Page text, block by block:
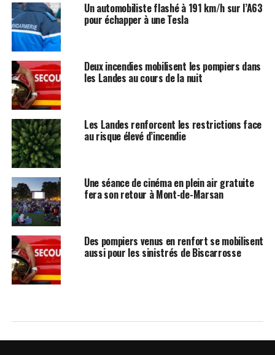
Un automobiliste flashé à 191 km/h sur l’A63
pour échapper à une Tesla
Deux incendies mobilisent les pompiers dans
les Landes au cours de la nuit
Les Landes renforcent les restrictions face
au risque élevé d’incendie
Une séance de cinéma en plein air gratuite
fera son retour à Mont-de-Marsan
Des pompiers venus en renfort se mobilisent
aussi pour les sinistrés de Biscarrosse